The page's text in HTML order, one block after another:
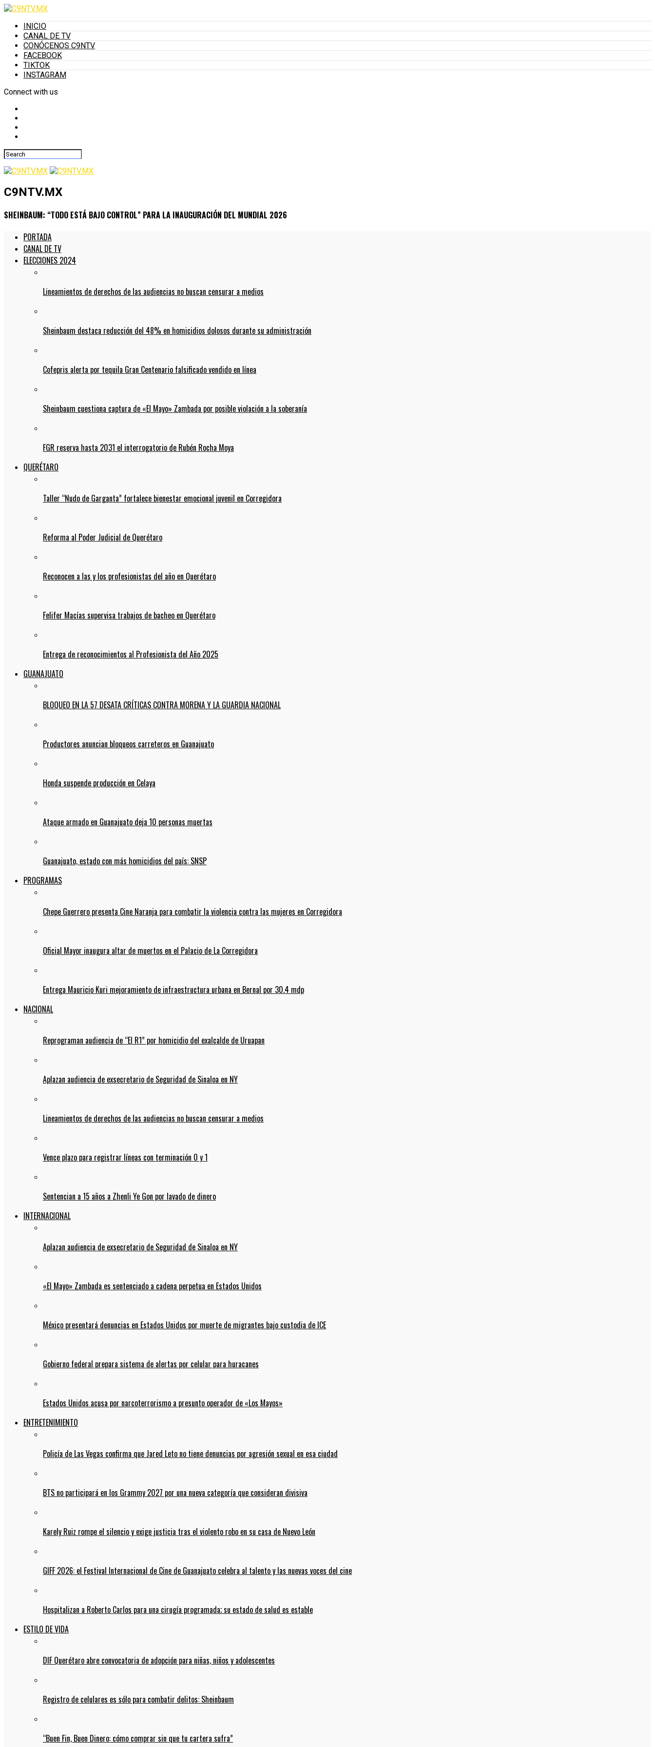
INICIO
CANAL DE TV
CONÓCENOS C9NTV
FACEBOOK
TIKTOK
INSTAGRAM
Connect with us
C9NTV.MX
SHEINBAUM: “TODO ESTÁ BAJO CONTROL” PARA LA INAUGURACIÓN DEL MUNDIAL 2026
PORTADA
CANAL DE TV
ELECCIONES 2024
Lineamientos de derechos de las audiencias no buscan censurar a medios
Sheinbaum destaca reducción del 48% en homicidios dolosos durante su administración
Cofepris alerta por tequila Gran Centenario falsificado vendido en línea
Sheinbaum cuestiona captura de «El Mayo» Zambada por posible violación a la soberanía
FGR reserva hasta 2031 el interrogatorio de Rubén Rocha Moya
QUERÉTARO
Taller “Nudo de Garganta” fortalece bienestar emocional juvenil en Corregidora
Reforma al Poder Judicial de Querétaro
Reconocen a las y los profesionistas del año en Querétaro
Felifer Macías supervisa trabajos de bacheo en Querétaro
Entrega de reconocimientos al Profesionista del Año 2025
GUANAJUATO
BLOQUEO EN LA 57 DESATA CRÍTICAS CONTRA MORENA Y LA GUARDIA NACIONAL
Productores anuncian bloqueos carreteros en Guanajuato
Honda suspende producción en Celaya
Ataque armado en Guanajuato deja 10 personas muertas
Guanajuato, estado con más homicidios del país: SNSP
PROGRAMAS
Chepe Guerrero presenta Cine Naranja para combatir la violencia contra las mujeres en Corregidora
Oficial Mayor inaugura altar de muertos en el Palacio de La Corregidora
Entrega Mauricio Kuri mejoramiento de infraestructura urbana en Bernal por 30.4 mdp
NACIONAL
Reprograman audiencia de “El R1” por homicidio del exalcalde de Uruapan
Aplazan audiencia de exsecretario de Seguridad de Sinaloa en NY
Lineamientos de derechos de las audiencias no buscan censurar a medios
Vence plazo para registrar líneas con terminación 0 y 1
Sentencian a 15 años a Zhenli Ye Gon por lavado de dinero
INTERNACIONAL
Aplazan audiencia de exsecretario de Seguridad de Sinaloa en NY
«El Mayo» Zambada es sentenciado a cadena perpetua en Estados Unidos
México presentará denuncias en Estados Unidos por muerte de migrantes bajo custodia de ICE
Gobierno federal prepara sistema de alertas por celular para huracanes
Estados Unidos acusa por narcoterrorismo a presunto operador de «Los Mayos»
ENTRETENIMIENTO
Policía de Las Vegas confirma que Jared Leto no tiene denuncias por agresión sexual en esa ciudad
BTS no participará en los Grammy 2027 por una nueva categoría que consideran divisiva
Karely Ruiz rompe el silencio y exige justicia tras el violento robo en su casa de Nuevo León
GIFF 2026: el Festival Internacional de Cine de Guanajuato celebra al talento y las nuevas voces del cine
Hospitalizan a Roberto Carlos para una cirugía programada; su estado de salud es estable
ESTILO DE VIDA
DIF Querétaro abre convocatoria de adopción para niñas, niños y adolescentes
Registro de celulares es sólo para combatir delitos: Sheinbaum
“Buen Fin, Buen Dinero: cómo comprar sin que tu cartera sufra”